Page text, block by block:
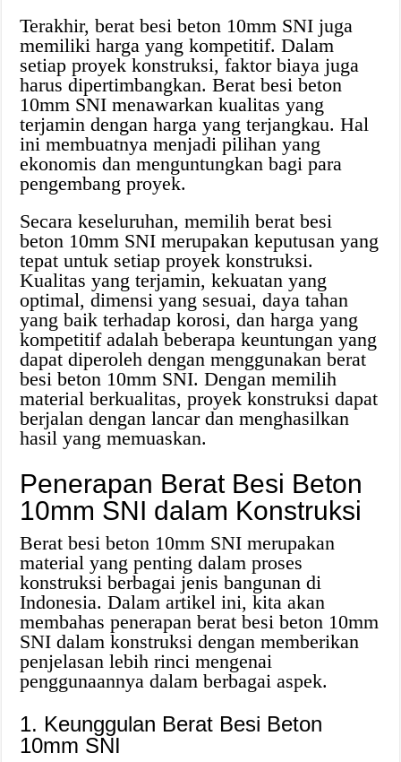
Terakhir, berat besi beton 10mm SNI juga
memiliki harga yang kompetitif. Dalam
setiap proyek konstruksi, faktor biaya juga
harus dipertimbangkan. Berat besi beton
10mm SNI menawarkan kualitas yang
terjamin dengan harga yang terjangkau. Hal
ini membuatnya menjadi pilihan yang
ekonomis dan menguntungkan bagi para
pengembang proyek.
Secara keseluruhan, memilih berat besi
beton 10mm SNI merupakan keputusan yang
tepat untuk setiap proyek konstruksi.
Kualitas yang terjamin, kekuatan yang
optimal, dimensi yang sesuai, daya tahan
yang baik terhadap korosi, dan harga yang
kompetitif adalah beberapa keuntungan yang
dapat diperoleh dengan menggunakan berat
besi beton 10mm SNI. Dengan memilih
material berkualitas, proyek konstruksi dapat
berjalan dengan lancar dan menghasilkan
hasil yang memuaskan.
Penerapan Berat Besi Beton
10mm SNI dalam Konstruksi
Berat besi beton 10mm SNI merupakan
material yang penting dalam proses
konstruksi berbagai jenis bangunan di
Indonesia. Dalam artikel ini, kita akan
membahas penerapan berat besi beton 10mm
SNI dalam konstruksi dengan memberikan
penjelasan lebih rinci mengenai
penggunaannya dalam berbagai aspek.
1. Keunggulan Berat Besi Beton
10mm SNI